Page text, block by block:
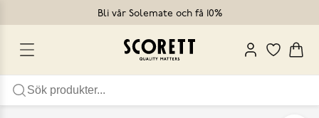
Bli vår Solemate och få 10%